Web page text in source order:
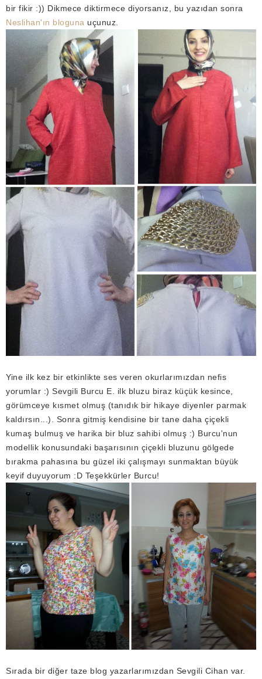
bir fikir :)) Dikmece diktirmece diyorsanız, bu yazıdan sonra
Neslihan'ın bloguna uçunuz.
Yine ilk kez bir etkinlikte ses veren okurlarımızdan nefis
yorumlar :) Sevgili Burcu E. ilk bluzu biraz küçük kesince,
görümceye kısmet olmuş (tanıdık bir hikaye diyenler parmak
kaldırsın...). Sonra gitmiş kendisine bir tane daha çiçekli
kumaş bulmuş ve harika bir bluz sahibi olmuş :) Burcu'nun
modellik konusundaki başarısının çiçekli bluzunu gölgede
bırakma pahasına bu güzel iki çalışmayı sunmaktan büyük
keyif duyuyorum :D Teşekkürler Burcu!
Sırada bir diğer taze blog yazarlarımızdan Sevgili Cihan var.